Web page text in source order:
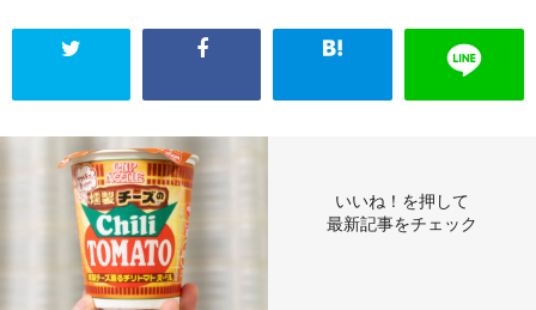
いいね！を押して
最新記事をチェック